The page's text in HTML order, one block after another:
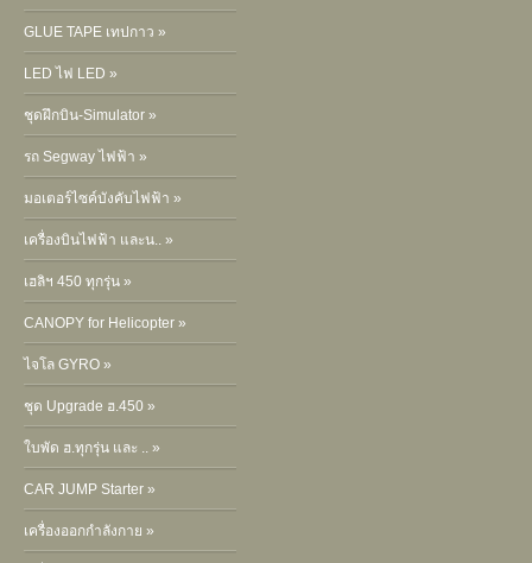
GLUE TAPE เทปกาว »
LED ไฟ LED »
ชุดฝึกบิน-Simulator »
รถ Segway ไฟฟ้า »
มอเตอร์ไซค์บังคับไฟฟ้า »
เครื่องบินไฟฟ้า และน.. »
เฮลิฯ 450 ทุกรุ่น »
CANOPY for Helicopter »
ไจโล GYRO »
ชุด Upgrade ฮ.450 »
ใบพัด ฮ.ทุกรุ่น และ .. »
CAR JUMP Starter »
เครื่องออกกำลังกาย »